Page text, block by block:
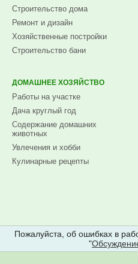
Строительство дома
Ремонт и дизайн
Хозяйственные постройки
Строительство бани
ДОМАШНЕЕ ХОЗЯЙСТВО
Работы на участке
Дача круглый год
Содержание домашних
животных
Увлечения и хобби
Кулинарные рецепты
Пожалуйста, об ошибках в
"